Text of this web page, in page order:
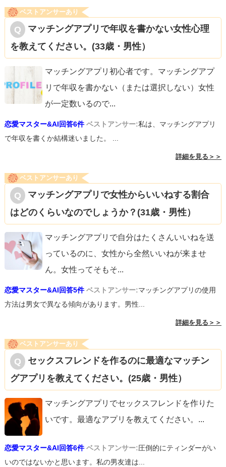
ベストアンサーあり
マッチングアプリで年収を書かない女性心理
を教えてください。(33歳・男性）
マッチングアプリ初心者です。マッチングアプ
リで年収を書かない（または選択しない）女性
が一定数いるので...
恋愛マスター&AI回答6件 ベストアンサー:私は、マッチングアプリ
で年収を書くか結構迷いました。 ...
詳細を見る＞＞
ベストアンサーあり
マッチングアプリで女性からいいねする割合
はどのくらいなのでしょうか？(31歳・男性）
マッチングアプリで自分はたくさんいいねを送
っているのに、女性から全然いいねが来ませ
ん。女性ってそもそ...
恋愛マスター&AI回答5件 ベストアンサー:マッチングアプリの使用
方法は男女で異なる傾向があります。男性...
詳細を見る＞＞
ベストアンサーあり
セックスフレンドを作るのに最適なマッチン
グアプリを教えてください。(25歳・男性）
マッチングアプリでセックスフレンドを作りた
いです。最適なアプリを教えてください。 ...
恋愛マスター&AI回答6件 ベストアンサー:圧倒的にティンダーがい
いのではないかと思います。私の男友達は...